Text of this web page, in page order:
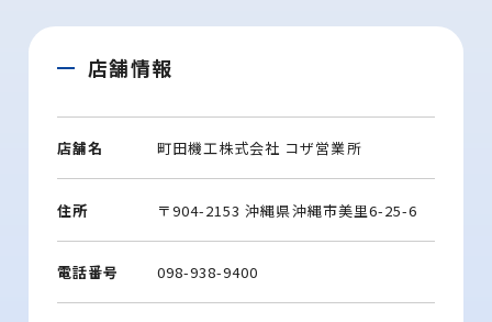
店舗情報
店舗名 町田機工株式会社 コザ営業所
住所 〒904-2153 沖縄県沖縄市美里6-25-6
電話番号 098-938-9400